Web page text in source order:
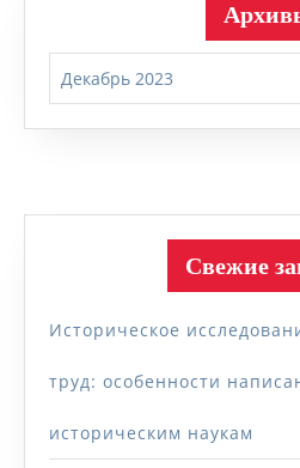
Свежие
Историческое
труд: особенности
историческим наукам